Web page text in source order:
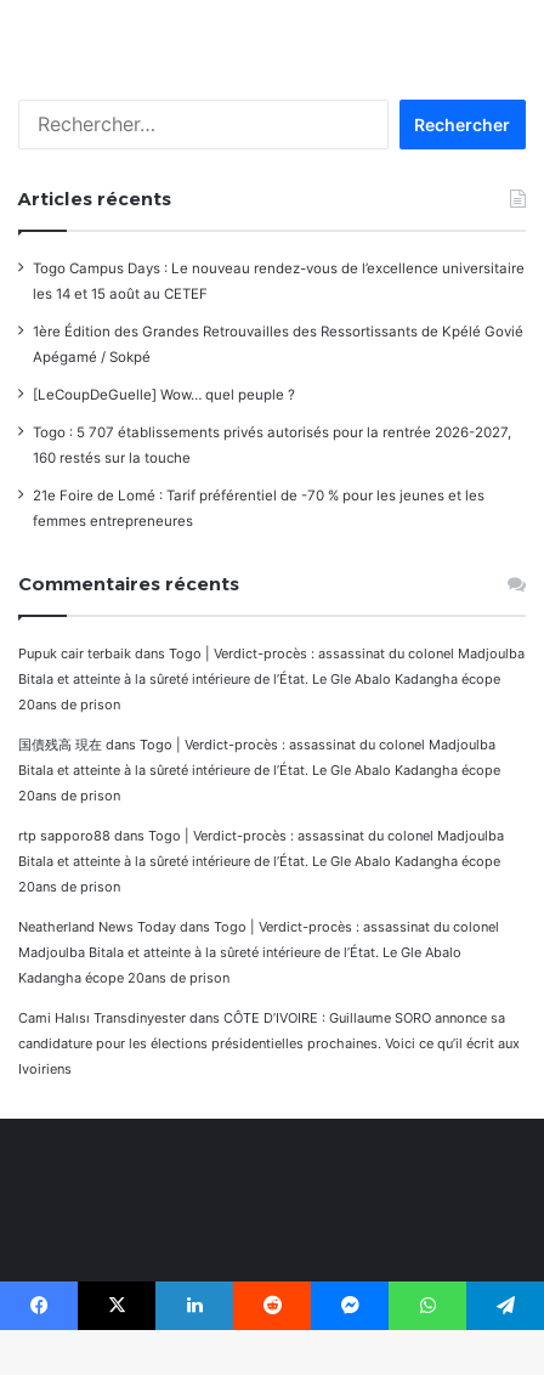
Articles récents
Togo Campus Days : Le nouveau rendez-vous de l’excellence universitaire
les 14 et 15 août au CETEF
1ère Édition des Grandes Retrouvailles des Ressortissants de Kpélé Govié
Apégamé / Sokpé
[LeCoupDeGuelle] Wow… quel peuple ?
Togo : 5 707 établissements privés autorisés pour la rentrée 2026-2027,
160 restés sur la touche
21e Foire de Lomé : Tarif préférentiel de -70 % pour les jeunes et les
femmes entrepreneures
Commentaires récents
Pupuk cair terbaik dans Togo | Verdict-procès : assassinat du colonel Madjoulba
Bitala et atteinte à la sûreté intérieure de l’État. Le Gle Abalo Kadangha écope
20ans de prison
国債残高 現在 dans Togo | Verdict-procès : assassinat du colonel Madjoulba
Bitala et atteinte à la sûreté intérieure de l’État. Le Gle Abalo Kadangha écope
20ans de prison
rtp sapporo88 dans Togo | Verdict-procès : assassinat du colonel Madjoulba
Bitala et atteinte à la sûreté intérieure de l’État. Le Gle Abalo Kadangha écope
20ans de prison
Neatherland News Today dans Togo | Verdict-procès : assassinat du colonel
Madjoulba Bitala et atteinte à la sûreté intérieure de l’État. Le Gle Abalo
Kadangha écope 20ans de prison
Cami Halısı Transdinyester dans CÔTE D’IVOIRE : Guillaume SORO annonce sa
candidature pour les élections présidentielles prochaines. Voici ce qu’il écrit aux
Ivoiriens
Facebook X Linkedin Reddit Messenger WhatsApp Telegram